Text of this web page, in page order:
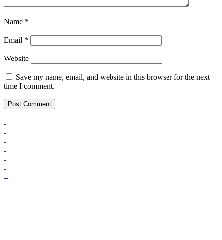
Name *
Email *
Website
Save my name, email, and website in this browser for the next
time I comment.